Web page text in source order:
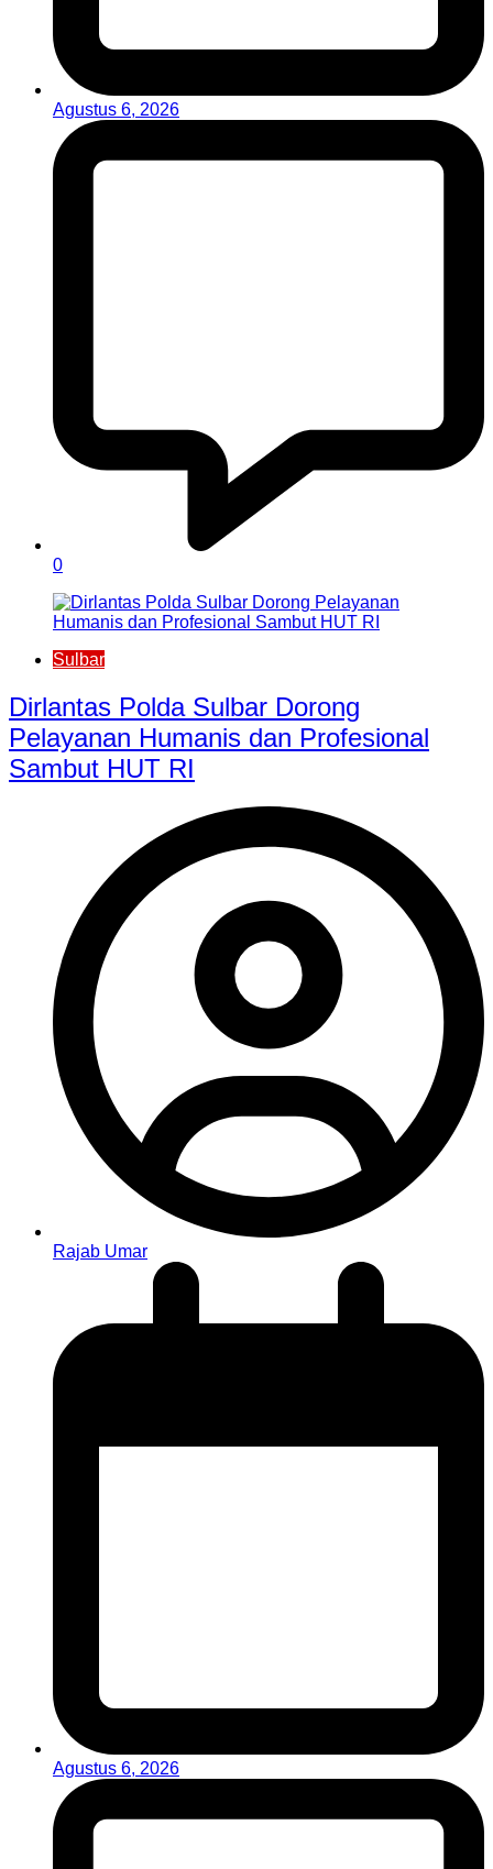
Agustus 6, 2026
0
Sulbar
Dirlantas Polda Sulbar Dorong
Pelayanan Humanis dan Profesional
Sambut HUT RI
Rajab Umar
Agustus 6, 2026